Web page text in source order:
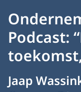
Podcast:
Jaap